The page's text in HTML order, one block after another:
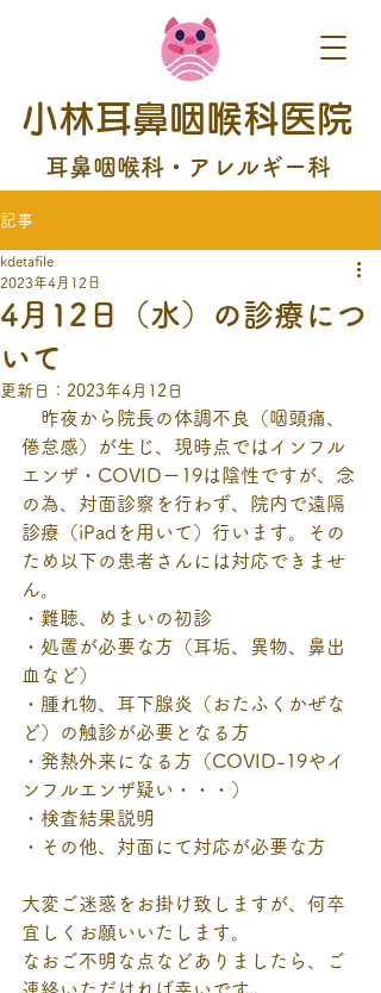
小林耳鼻咽喉科医院
耳鼻咽喉科・アレルギー科
記事
4月12日（水）の診療につ
いて
kdetafile
2023年4月12日
更新日： 2023年4月12日
昨夜から院長の体調不良（咽頭痛、
倦怠感）が生じ、現時点ではインフル
エンザ・COVIDー19は陰性ですが、念
の為、対面診察を行わず、院内で遠隔
診療（iPadを用いて）行います。その
ため以下の患者さんには対応できませ
ん。
・難聴、めまいの初診
・処置が必要な方（耳垢、異物、鼻出
血など）
・腫れ物、耳下腺炎（おたふくかぜな
ど）の触診が必要となる方
・発熱外来になる方（COVID-19やイ
ンフルエンザ疑い・・・）
・検査結果説明
・その他、対面にて対応が必要な方
大変ご迷惑をお掛け致しますが、何卒
宜しくお願いいたします。
なおご不明な点などありましたら、ご